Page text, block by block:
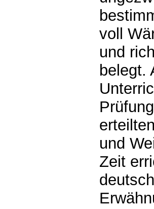
voll
und
belegt.
und
Zeit